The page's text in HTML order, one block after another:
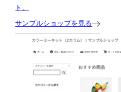
ト。
サンプルショップを見る